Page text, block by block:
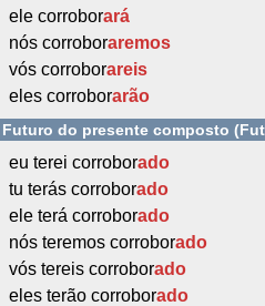
ele corroborará
nós corroboraremos
vós corroborareis
eles corroborarão
Futuro do presente composto
eu terei corroborado
tu terás corroborado
ele terá corroborado
nós teremos corroborado
vós tereis corroborado
eles terão corroborado